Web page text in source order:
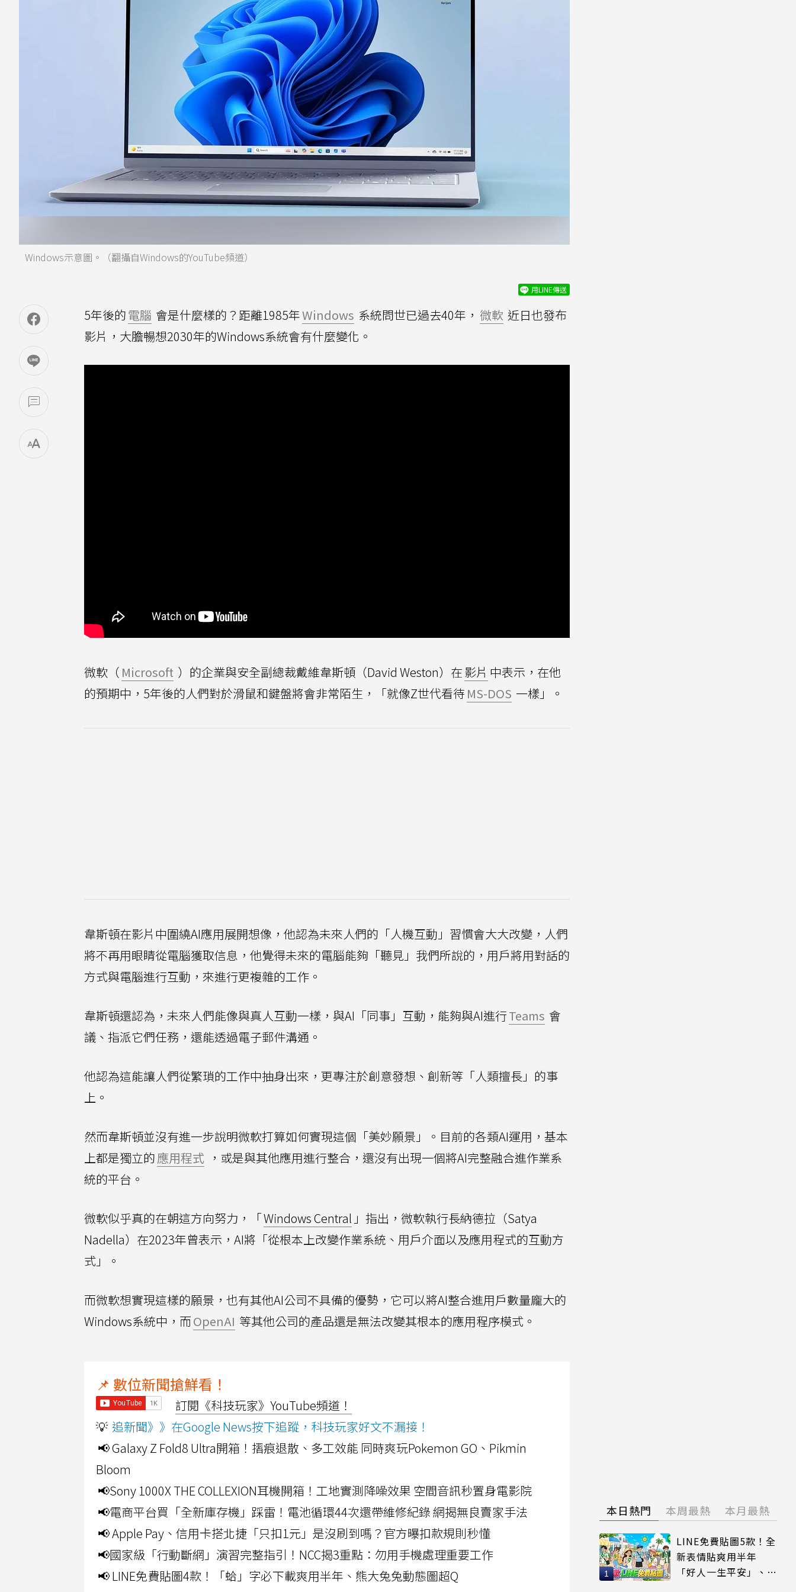
Windows示意圖。（翻攝自Windows的YouTube頻道）
用LINE傳送
5年後的電腦 會是什麼樣的？距離1985年Windows 系統問世已過去40年， 微軟 近日也發布
影片，大膽暢想2030年的Windows系統會有什麼變化。
微軟（ Microsoft ）的企業與安全副總裁戴維韋斯頓（David Weston）在影片 中表示，在他
的預期中，5年後的人們對於滑鼠和鍵盤將會非常陌生，「就像Z世代看待 MS-DOS 一樣」。
韋斯頓在影片中圍繞AI應用展開想像，他認為未來人們的「人機互動」習慣會大大改變，人們
將不再用眼睛從電腦獲取信息，他覺得未來的電腦能夠「聽見」我們所說的，用戶將用對話的
方式與電腦進行互動，來進行更複雜的工作。
韋斯頓還認為，未來人們能像與真人互動一樣，與AI「同事」互動，能夠與AI進行Teams 會
議、指派它們任務，還能透過電子郵件溝通。
他認為這能讓人們從繁瑣的工作中抽身出來，更專注於創意發想、創新等「人類擅長」的事
上。
然而韋斯頓並沒有進一步說明微軟打算如何實現這個「美妙願景」。目前的各類AI運用，基本
上都是獨立的應用程式 ，或是與其他應用進行整合，還沒有出現一個將AI完整融合進作業系
統的平台。
微軟似乎真的在朝這方向努力，「Windows Central 」指出，微軟執行長納德拉（Satya
Nadella）在2023年曾表示，AI將「從根本上改變作業系統、用戶介面以及應用程式的互動方
式」。
而微軟想實現這樣的願景，也有其他AI公司不具備的優勢，它可以將AI整合進用戶數量龐大的
Windows系統中，而OpenAI 等其他公司的產品還是無法改變其根本的應用程序模式。
📌 數位新聞搶鮮看！
訂閱《科技玩家》YouTube頻道！
💡 追新聞》》在Google News按下追蹤，科技玩家好文不漏接！
📢 Galaxy Z Fold8 Ultra開箱！摺痕退散、多工效能 同時爽玩Pokemon GO、Pikmin
Bloom
📢Sony 1000X THE COLLEXION耳機開箱！工地實測降噪效果 空間音訊秒置身電影院
📢電商平台買「全新庫存機」踩雷！電池循環44次還帶維修紀錄 網揭無良賣家手法
📢 Apple Pay、信用卡搭北捷「只扣1元」是沒刷到嗎？官方曝扣款規則秒懂
📢國家級「行動斷網」演習完整指引！NCC揭3重點：勿用手機處理重要工作
📢 LINE免費貼圖4款！「蛤」字必下載爽用半年、熊大兔兔動態圖超Q
本日熱門 本周最熱 本月最熱
LINE免費貼圖5款！全
新表情貼爽用半年
「好人一生平安」、